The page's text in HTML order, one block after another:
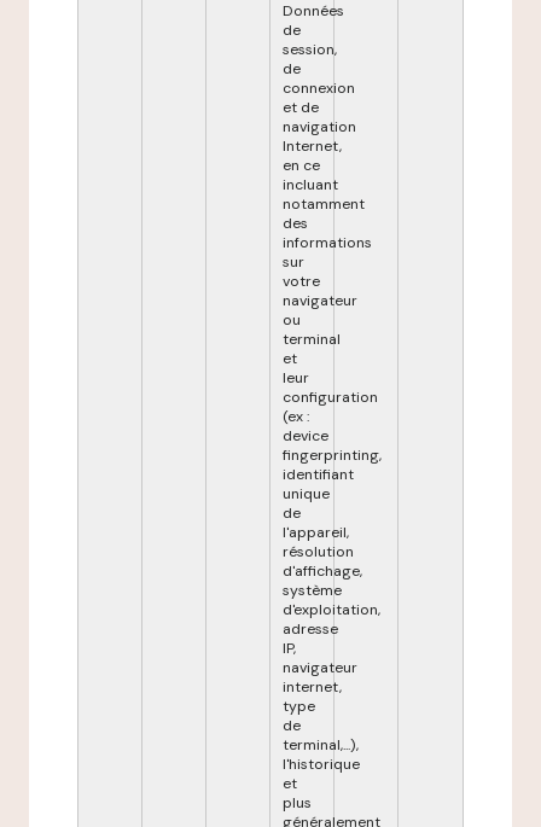
Données
de
session,
de
connexion
et de
navigation
Internet,
en ce
incluant
notamment
des
informations
sur
votre
navigateur
ou
terminal
et
leur
configuration
(ex :
device
fingerprinting,
identifiant
unique
de
l'appareil,
résolution
d'affichage,
système
d'exploitation,
adresse
IP,
navigateur
internet,
type
de
terminal,...),
l'historique
et
plus
généralement